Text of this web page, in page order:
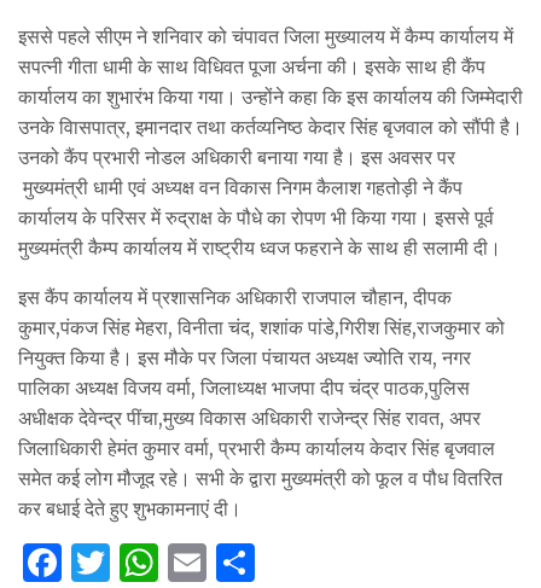
इससे पहले सीएम ने शनिवार को चंपावत जिला मुख्यालय में कैम्प कार्यालय में
सपत्नी गीता धामी के साथ विधिवत पूजा अर्चना की। इसके साथ ही कैंप
कार्यालय का शुभारंभ किया गया। उन्होंने कहा कि इस कार्यालय की जिम्मेदारी
उनके विासपात्र, इमानदार तथा कर्तव्यनिष्ठ केदार सिंह बृजवाल को सौंपी है।
उनको कैंप प्रभारी नोडल अधिकारी बनाया गया है। इस अवसर पर
मुख्यमंत्री धामी एवं अध्यक्ष वन विकास निगम कैलाश गहतोड़ी ने कैंप
कार्यालय के परिसर में रुद्राक्ष के पौधे का रोपण भी किया गया। इससे पूर्व
मुख्यमंत्री कैम्प कार्यालय में राष्ट्रीय ध्वज फहराने के साथ ही सलामी दी।
इस कैंप कार्यालय में प्रशासनिक अधिकारी राजपाल चौहान, दीपक
कुमार,पंकज सिंह मेहरा, विनीता चंद, शशांक पांडे,गिरीश सिंह,राजकुमार को
नियुक्त किया है। इस मौके पर जिला पंचायत अध्यक्ष ज्योति राय, नगर
पालिका अध्यक्ष विजय वर्मा, जिलाध्यक्ष भाजपा दीप चंद्र पाठक,पुलिस
अधीक्षक देवेन्द्र पींचा,मुख्य विकास अधिकारी राजेन्द्र सिंह रावत, अपर
जिलाधिकारी हेमंत कुमार वर्मा, प्रभारी कैम्प कार्यालय केदार सिंह बृजवाल
समेत कई लोग मौजूद रहे। सभी के द्वारा मुख्यमंत्री को फूल व पौध वितरित
कर बधाई देते हुए शुभकामनाएं दी।
F
T
W E